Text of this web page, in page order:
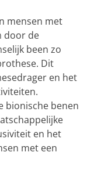
mensen met
door de
been zo
Dit
en het
bionische benen
en het
met een